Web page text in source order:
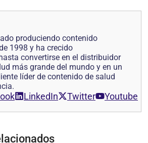
produciendo contenido
1998 y ha crecido
convertirse en el distribuidor
más grande del mundo y en un
líder de contenido de salud
LinkedIn Twitter Youtube